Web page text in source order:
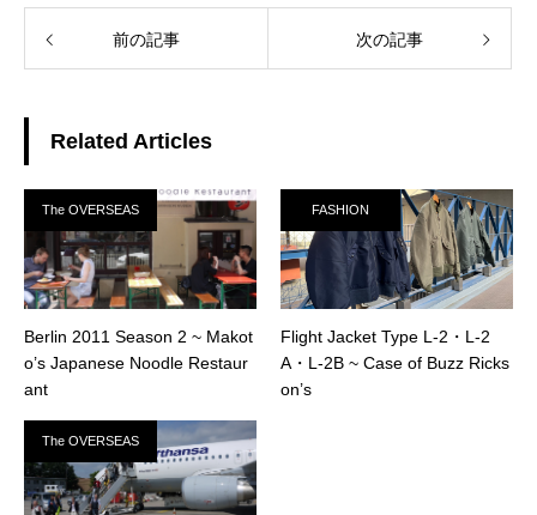
前の記事 次の記事
Related Articles
The OVERSEAS
Berlin 2011 Season 2 ~ Makot
o’s Japanese Noodle Restaur
ant
FASHION
Flight Jacket Type L-2・L-2
A・L-2B ~ Case of Buzz Ricks
on’s
The OVERSEAS